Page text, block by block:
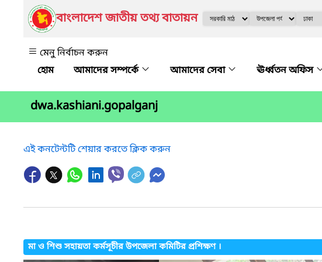
বাংলাদেশ জাতীয় তথ্য বাতায়ন
মেনু নির্বাচন করুন
আমাদের সম্পর্কে
আমাদের সেবা ঊর্ধ্বতন অফিস
dwa.kashiani.gopalganj
এই কনটেন্টটি শেয়ার করতে ক্লিক করুন
মা ও শিশু সহায়তা কর্মসূচীর উপজেলা কমিটির প্রশিক্ষণ ।